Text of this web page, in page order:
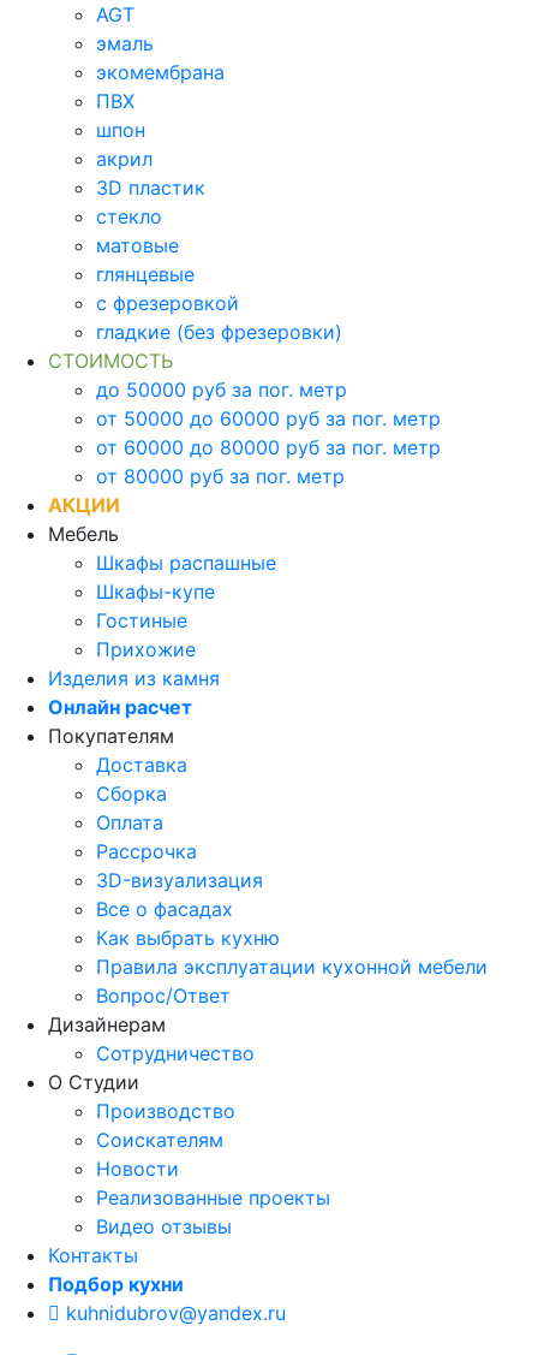
AGT
эмаль
экомембрана
ПВХ
шпон
акрил
3D пластик
стекло
матовые
глянцевые
с фрезеровкой
гладкие (без фрезеровки)
СТОИМОСТЬ
до 50000 руб за пог. метр
от 50000 до 60000 руб за пог. метр
от 60000 до 80000 руб за пог. метр
от 80000 руб за пог. метр
АКЦИИ
Мебель
Шкафы распашные
Шкафы-купе
Гостиные
Прихожие
Изделия из камня
Онлайн расчет
Покупателям
Доставка
Сборка
Оплата
Рассрочка
3D-визуализация
Все о фасадах
Как выбрать кухню
Правила эксплуатации кухонной мебели
Вопрос/Ответ
Дизайнерам
Сотрудничество
О Студии
Производство
Соискателям
Новости
Реализованные проекты
Видео отзывы
Контакты
Подбор кухни
kuhnidubrov@yandex.ru